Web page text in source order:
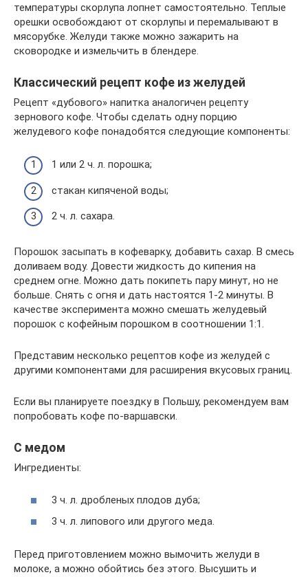
температуры скорлупа лопнет самостоятельно. Теплые
орешки освобождают от скорлупы и перемалывают в
мясорубке. Желуди также можно зажарить на
сковородке и измельчить в блендере.
Классический рецепт кофе из желудей
Рецепт «дубового» напитка аналогичен рецепту
зернового кофе. Чтобы сделать одну порцию
желудевого кофе понадобятся следующие компоненты:
1 или 2 ч. л. порошка;
стакан кипяченой воды;
2 ч. л. сахара.
Порошок засыпать в кофеварку, добавить сахар. В смесь
доливаем воду. Довести жидкость до кипения на
среднем огне. Можно дать покипеть пару минут, но не
больше. Снять с огня и дать настоятся 1-2 минуты. В
качестве эксперимента можно смешать желудевый
порошок с кофейным порошком в соотношении 1:1.
Представим несколько рецептов кофе из желудей с
другими компонентами для расширения вкусовых границ.
Если вы планируете поездку в Польшу, рекомендуем вам
попробовать кофе по-варшавски.
С медом
Ингредиенты:
3 ч. л. дробленых плодов дуба;
3 ч. л. липового или другого меда.
Перед приготовлением можно вымочить желуди в
молоке, а можно обойтись без этого. Высушить и